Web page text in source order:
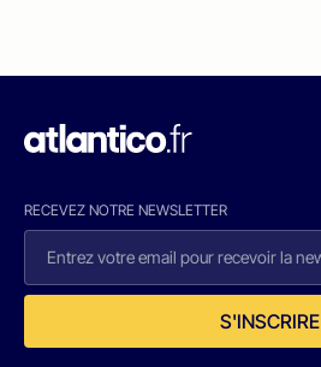
RECEVEZ NOTRE NEWSLETTER
S'INSCRIRE